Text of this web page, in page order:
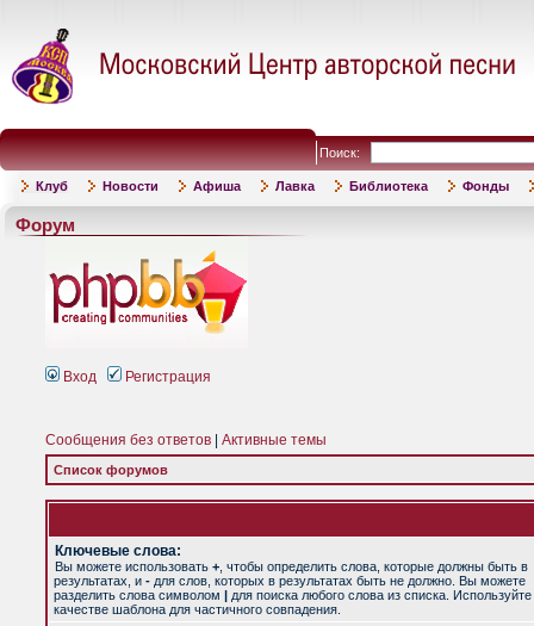
Поиск:
Клуб Новости Афиша Лавка Библиотека Фонды
Форум
Вход Регистрация
Сообщения без ответов Активные темы
Список форумов
Ключевые слова:
Вы можете использовать + , чтобы определить слова, которые должны быть в
результатах, и - для слов, которых в результатах быть не должно. Вы можете
разделить слова символом | для поиска любого слова из списка. Используйте
качестве шаблона для частичного совпадения.